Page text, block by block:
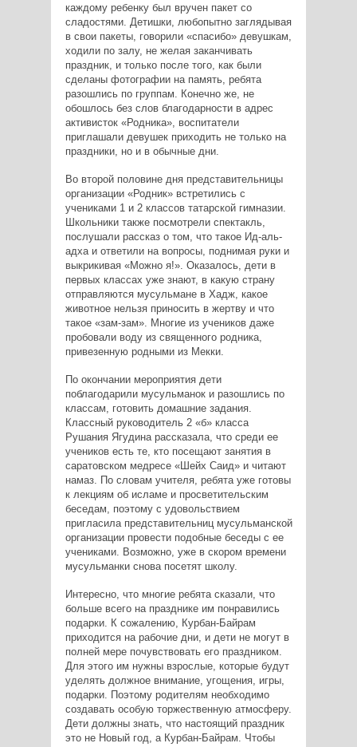
каждому ребенку был вручен пакет со
сладостями. Детишки, любопытно заглядывая
в свои пакеты, говорили «спасибо» девушкам,
ходили по залу, не желая заканчивать
праздник, и только после того, как были
сделаны фотографии на память, ребята
разошлись по группам. Конечно же, не
обошлось без слов благодарности в адрес
активисток «Родника», воспитатели
приглашали девушек приходить не только на
праздники, но и в обычные дни.
Во второй половине дня представительницы
организации «Родник» встретились с
учениками 1 и 2 классов татарской гимназии.
Школьники также посмотрели спектакль,
послушали рассказ о том, что такое Ид-аль-
адха и ответили на вопросы, поднимая руки и
выкрикивая «Можно я!». Оказалось, дети в
первых классах уже знают, в какую страну
отправляются мусульмане в Хадж, какое
животное нельзя приносить в жертву и что
такое «зам-зам». Многие из учеников даже
пробовали воду из священного родника,
привезенную родными из Мекки.
По окончании мероприятия дети
поблагодарили мусульманок и разошлись по
классам, готовить домашние задания.
Классный руководитель 2 «б» класса
Рушания Ягудина рассказала, что среди ее
учеников есть те, кто посещают занятия в
саратовском медресе «Шейх Саид» и читают
намаз. По словам учителя, ребята уже готовы
к лекциям об исламе и просветительским
беседам, поэтому с удовольствием
пригласила представительниц мусульманской
организации провести подобные беседы с ее
учениками. Возможно, уже в скором времени
мусульманки снова посетят школу.
Интересно, что многие ребята сказали, что
больше всего на празднике им понравились
подарки. К сожалению, Курбан-Байрам
приходится на рабочие дни, и дети не могут в
полней мере почувствовать его праздником.
Для этого им нужны взрослые, которые будут
уделять должное внимание, угощения, игры,
подарки. Поэтому родителям необходимо
создавать особую торжественную атмосферу.
Дети должны знать, что настоящий праздник
это не Новый год, а Курбан-Байрам. Чтобы